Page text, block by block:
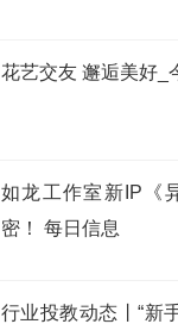
花艺交友 邂逅美好_
如龙工作室新IP《
密！ 每日信息
行业投教动态丨“新